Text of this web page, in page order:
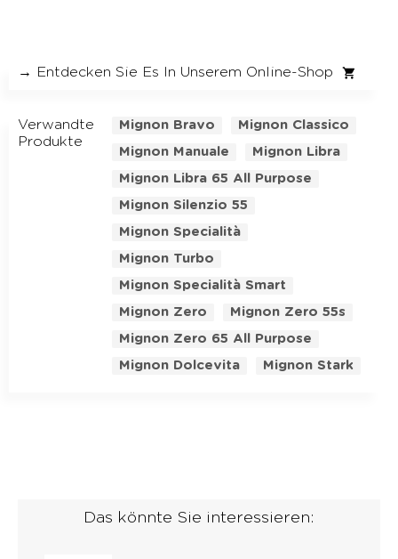
→ Entdecken Sie Es In Unserem Online-Shop
Verwandte
Produkte
Mignon Bravo
Mignon Classico
Mignon Manuale
Mignon Libra
Mignon Libra 65 All Purpose
Mignon Silenzio 55
Mignon Specialità
Mignon Turbo
Mignon Specialità Smart
Mignon Zero
Mignon Zero 55s
Mignon Zero 65 All Purpose
Mignon Dolcevita
Mignon Stark
Das könnte Sie interessieren: